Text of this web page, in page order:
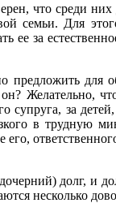
что среди
семьи. Для
за
предложить для
Желательно,
за
в трудную
долг, и
несколько